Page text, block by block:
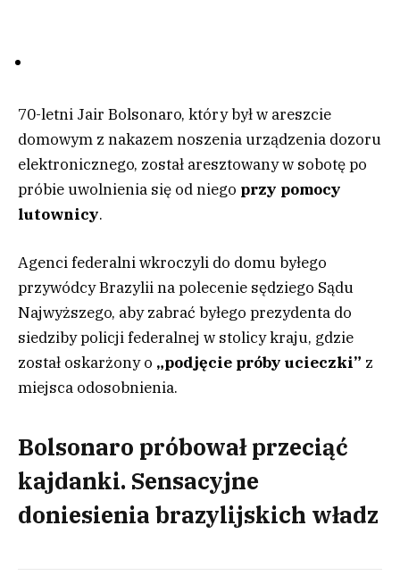
70-letni Jair Bolsonaro, który był w areszcie
domowym z nakazem noszenia urządzenia dozoru
elektronicznego, został aresztowany w sobotę po
próbie uwolnienia się od niego przy pomocy
lutownicy.
Agenci federalni wkroczyli do domu byłego
przywódcy Brazylii na polecenie sędziego Sądu
Najwyższego, aby zabrać byłego prezydenta do
siedziby policji federalnej w stolicy kraju, gdzie
został oskarżony o „podjęcie próby ucieczki” z
miejsca odosobnienia.
Bolsonaro próbował przeciąć
kajdanki. Sensacyjne
doniesienia brazylijskich władz